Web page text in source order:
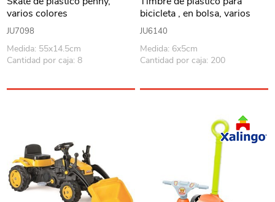
varios colores
JU7098
Medida: 55x14.5cm
Cantidad por caja: 8
bicicleta , en bolsa, varios
colores
JU6140
Medida: 6x5cm
Cantidad por caja: 200